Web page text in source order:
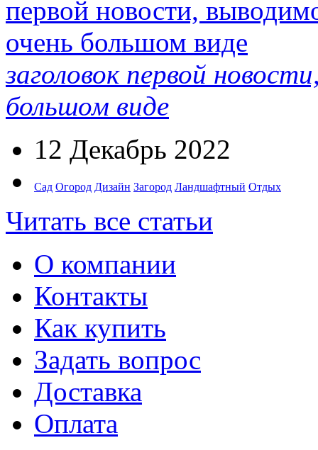
заголовок первой
большом виде
12 Декабрь 2022
Сад Огород Дизайн Загород Ландшафтный Отдых
Читать все статьи
О компании
Контакты
Как купить
Задать вопрос
Доставка
Оплата